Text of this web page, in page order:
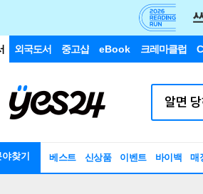
외국도서 중고샵 eBook 크레마클럽
찾기 베스트 신상품 이벤트 바이백 매